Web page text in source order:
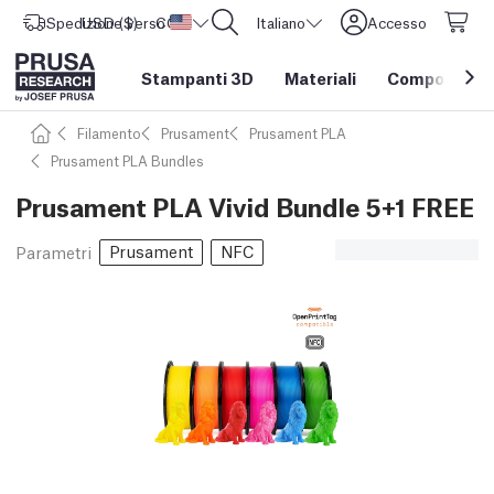
Spedizione verso Stati Uniti d'America
USD ($) CORE One L: Ora disponibile! Italiano Accesso
Stampanti 3D Materiali Componenti
Filamento Prusament
Prusament PLA
Prusament PLA Bundles
Prusament PLA Vivid Bundle 5+1 FREE
Parametri Prusament NFC